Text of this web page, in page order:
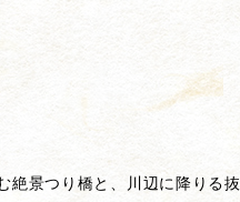
景つり橋と、川辺に降りる